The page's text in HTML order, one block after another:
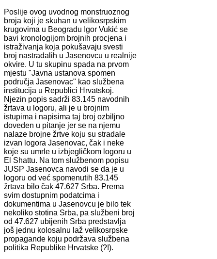
Poslije ovog uvodnog monstruoznog
broja koji je skuhan u velikosrpskim
krugovima u Beogradu Igor Vukić se
bavi kronologijom brojnih procjena i
istraživanja koja pokušavaju svesti
broj nastradalih u Jasenovcu u realnije
okvire. U tu skupinu spada na prvom
mjestu "Javna ustanova spomen
područja Jasenovac" kao službena
institucija u Republici Hrvatskoj.
Njezin popis sadrži 83.145 navodnih
žrtava u logoru, ali je u brojnim
istupima i napisima taj broj ozbiljno
doveden u pitanje jer se na njemu
nalaze brojne žrtve koju su stradale
izvan logora Jasenovac, čak i neke
koje su umrle u izbjegličkom logoru u
El Shattu. Na tom službenom popisu
JUSP Jasenovca navodi se da je u
logoru od već spomenutih 83.145
žrtava bilo čak 47.627 Srba. Prema
svim dostupnim podatcima i
dokumentima u Jasenovcu je bilo tek
nekoliko stotina Srba, pa službeni broj
od 47.627 ubijenih Srba predstavlja
još jednu kolosalnu laž velikosrpske
propagande koju podržava službena
politika Republike Hrvatske (?!).